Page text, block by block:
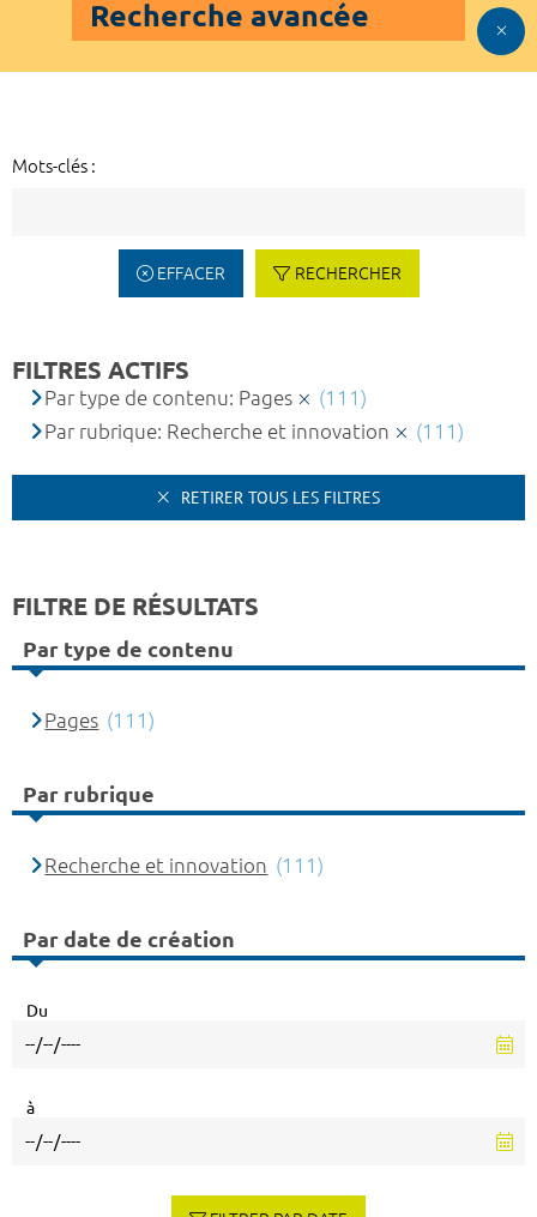
Recherche avancée
Mots-clés :
EFFACER RECHERCHER
FILTRES ACTIFS
Par type de contenu: Pages
(111)
Par rubrique: Recherche et innovation
(111)
RETIRER TOUS LES FILTRES
FILTRE DE RÉSULTATS
Par type de contenu
Pages (111)
Par rubrique
Recherche et innovation (111)
Par date de création
Du
à